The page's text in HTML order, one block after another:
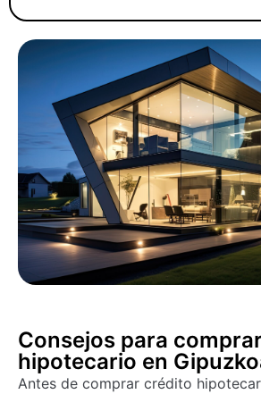
Consejos para
hipotecario en
Antes de comprar crédito